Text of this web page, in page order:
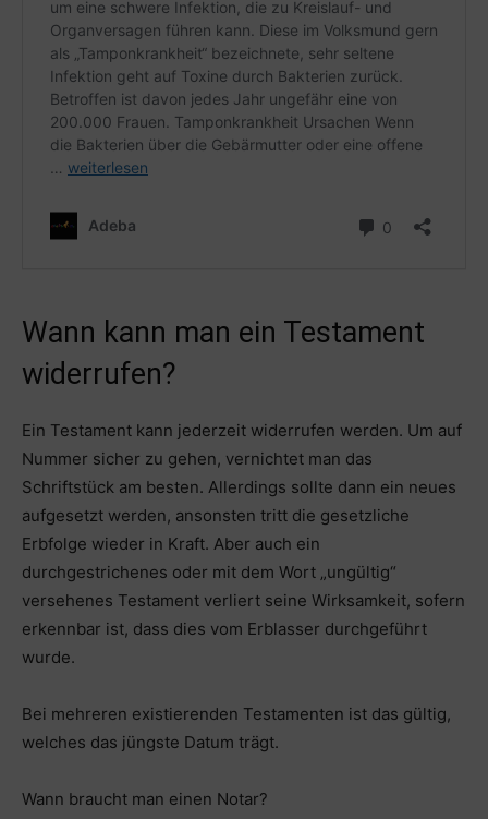
Wann kann man ein Testament
widerrufen?
Ein Testament kann jederzeit widerrufen werden. Um auf
Nummer sicher zu gehen, vernichtet man das
Schriftstück am besten. Allerdings sollte dann ein neues
aufgesetzt werden, ansonsten tritt die gesetzliche
Erbfolge wieder in Kraft. Aber auch ein
durchgestrichenes oder mit dem Wort „ungültig“
versehenes Testament verliert seine Wirksamkeit, sofern
erkennbar ist, dass dies vom Erblasser durchgeführt
wurde.
Bei mehreren existierenden Testamenten ist das gültig,
welches das jüngste Datum trägt.
Wann braucht man einen Notar?